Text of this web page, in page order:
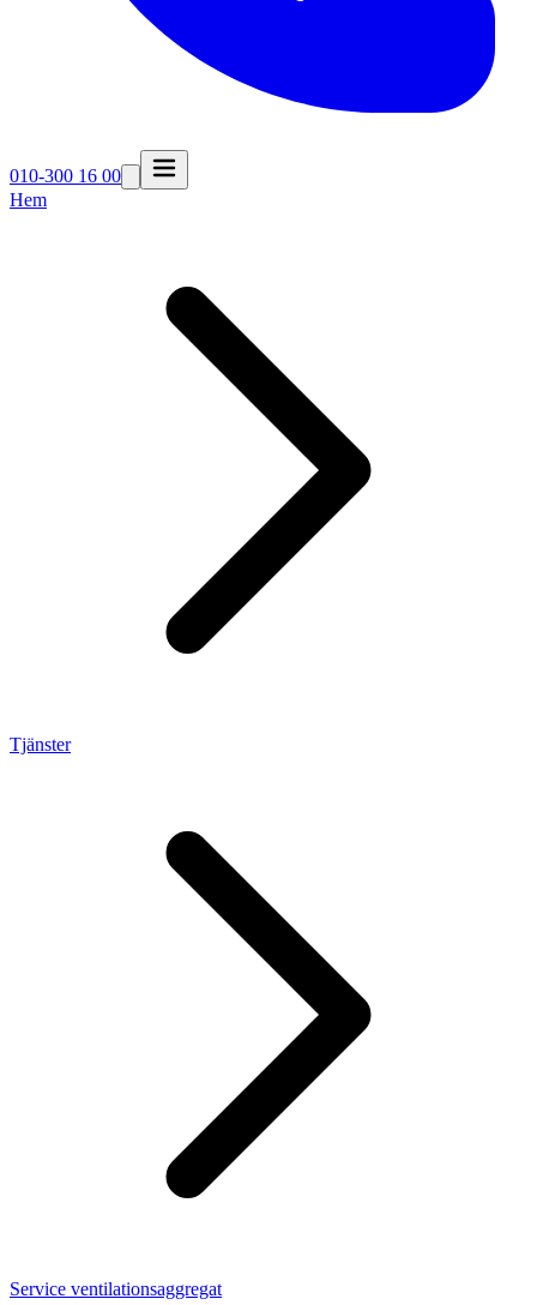
010-300 16 00
Hem
Tjänster
Service ventilationsaggregat